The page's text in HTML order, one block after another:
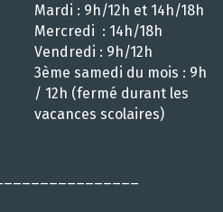
Mardi : 9h/12h et 14h/18h
Mercredi : 14h/18h
Vendredi : 9h/12h
3ème samedi du mois : 9h
/ 12h (fermé durant les
vacances scolaires)